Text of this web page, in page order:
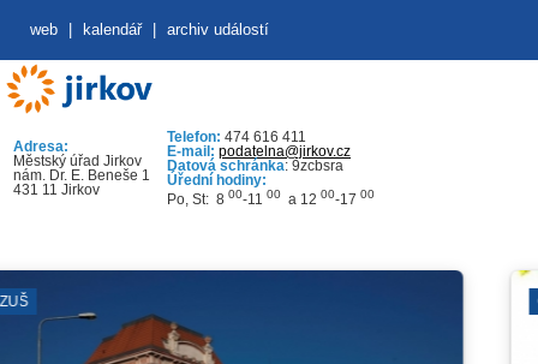
web kalendář archiv událostí
Adresa:
Městský úřad Jirkov
nám. Dr. E. Beneše 1
431 11 Jirkov
Telefon: 474 616 411
E-mail: podatelna@jirkov.cz
Datová schránka: 9zcbsra
Úřední hodiny:
Po, St: 8 00-11 00 a 12 00-17 00
ČERVENÝ